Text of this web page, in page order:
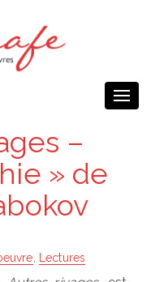
–
» de
Lectures